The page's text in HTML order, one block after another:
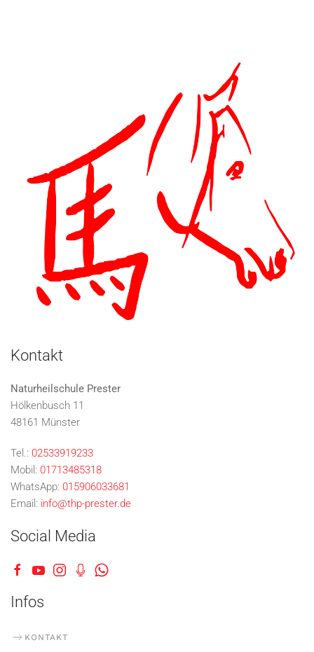
Kontakt
Naturheilschule Prester
Hölkenbusch 11
48161 Münster
Tel.: 02533919233
Mobil: 01713485318
WhatsApp: 015906033681
Email: info@thp-prester.de
Social Media
Infos
KONTAKT